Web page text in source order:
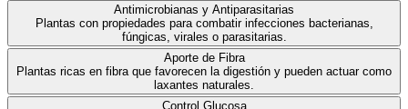
Antimicrobianas y Antiparasitarias
Plantas con propiedades para combatir infecciones bacterianas,
fúngicas, virales o parasitarias.
Aporte de Fibra
Plantas ricas en fibra que favorecen la digestión y pueden actuar como
laxantes naturales.
Control Glucosa